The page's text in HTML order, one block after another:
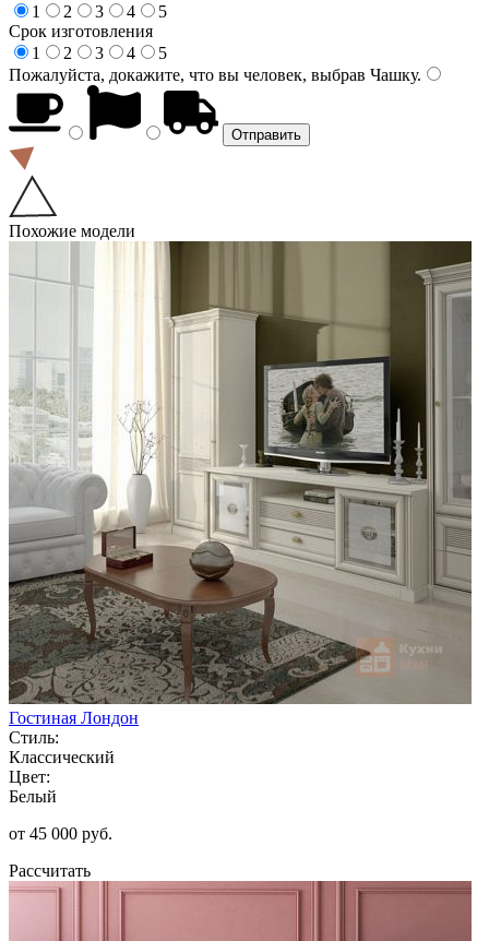
1
2 3 4
5
Срок изготовления
1
2 3 4
5
Пожалуйста, докажите, что вы человек, выбрав Чашку.
Похожие модели
Гостиная Лондон
Стиль:
Классический
Цвет:
Белый
от 45 000 руб.
Рассчитать